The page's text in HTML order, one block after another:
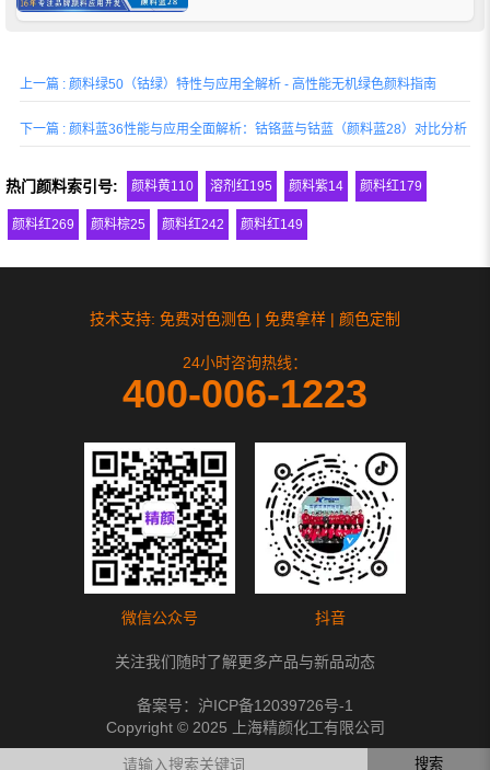
与已知的聚合物或添加剂均无相互作用，
上一篇 : 颜料绿50（钴绿）特性与应用全解析 - 高性能无机绿色颜料指南
下一篇 : 颜料蓝36性能与应用全面解析：钴铬蓝与钴蓝（颜料蓝28）对比分析
热门颜料索引号: 颜料黄110 溶剂红195 颜料紫14 颜料红179
颜料红269 颜料棕25 颜料红242 颜料红149
技术支持: 免费对色测色 | 免费拿样 | 颜色定制
24小时咨询热线：
400-006-1223
微信公众号 抖音
关注我们随时了解更多产品与新品动态
备案号： 沪ICP备12039726号-1
Copyright © 2025 上海精颜化工有限公司
搜索